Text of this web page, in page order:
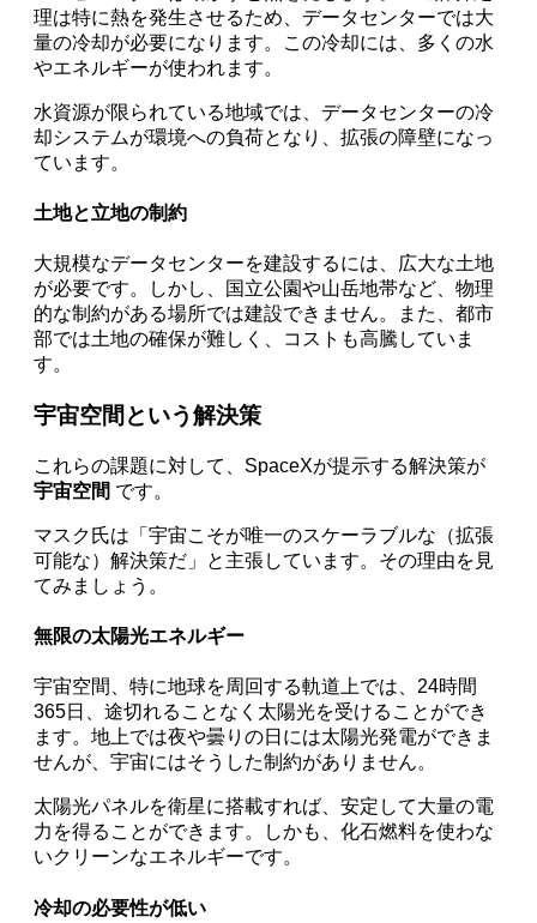
理は特に熱を発生させるため、データセンターでは大
量の冷却が必要になります。この冷却には、多くの水
やエネルギーが使われます。
水資源が限られている地域では、データセンターの冷
却システムが環境への負荷となり、拡張の障壁になっ
ています。
土地と立地の制約
大規模なデータセンターを建設するには、広大な土地
が必要です。しかし、国立公園や山岳地帯など、物理
的な制約がある場所では建設できません。また、都市
部では土地の確保が難しく、コストも高騰していま
す。
宇宙空間という解決策
これらの課題に対して、SpaceXが提示する解決策が
宇宙空間 です。
マスク氏は「宇宙こそが唯一のスケーラブルな（拡張
可能な）解決策だ」と主張しています。その理由を見
てみましょう。
無限の太陽光エネルギー
宇宙空間、特に地球を周回する軌道上では、24時間
365日、途切れることなく太陽光を受けることができ
ます。地上では夜や曇りの日には太陽光発電ができま
せんが、宇宙にはそうした制約がありません。
太陽光パネルを衛星に搭載すれば、安定して大量の電
力を得ることができます。しかも、化石燃料を使わな
いクリーンなエネルギーです。
冷却の必要性が低い